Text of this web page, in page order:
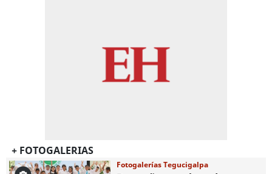
+ FOTOGALERIAS
Fotogalerías Tegucigalpa